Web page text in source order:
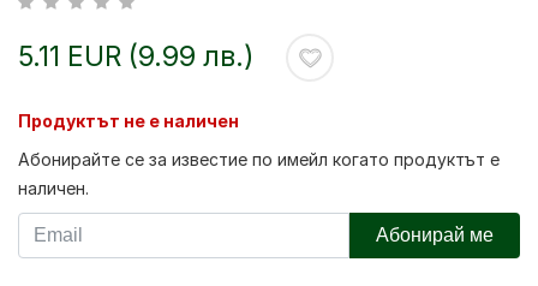
5.11 EUR (9.99 лв.)
Продуктът не е наличен
Абонирайте се за известие по имейл когато продуктът е
наличен.
Абонирай ме